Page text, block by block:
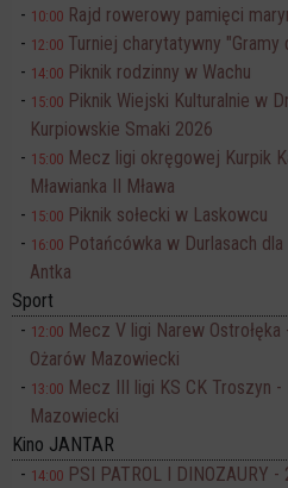
10:00 Rajd rowerowy pamięci
12:00 Turniej charytatywny "Gramy
14:00 Piknik rodzinny w Wachu
15:00 Piknik Wiejski Kulturalnie w
Kurpiowskie Smaki 2026
15:00 Mecz ligi okręgowej Kurpik
Mławianka II Mława
15:00 Piknik sołecki w Laskowcu
16:00 Potańcówka w Durlasach
Antka
Sport
12:00 Mecz V ligi Narew Ostrołęka
Ożarów Mazowiecki
13:00 Mecz III ligi KS CK Troszyn
Mazowiecki
Kino JANTAR
14:00 PSI PATROL I DINOZAURY -